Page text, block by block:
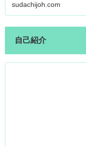
sudachijoh.com
自己紹介